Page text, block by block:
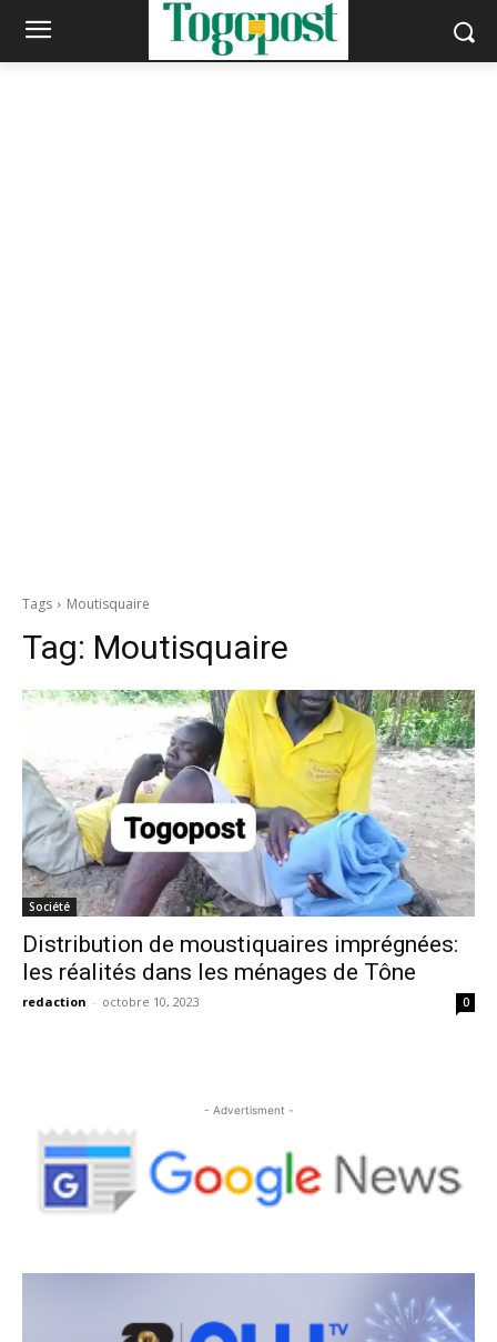
Tags Moutisquaire
Tag: Moutisquaire
Société
Distribution de moustiquaires imprégnées:
les réalités dans les ménages de Tône
redaction - octobre 10, 2023 0
- Advertisment -